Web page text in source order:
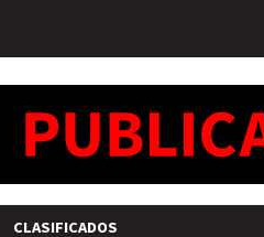
CLASIFICADOS